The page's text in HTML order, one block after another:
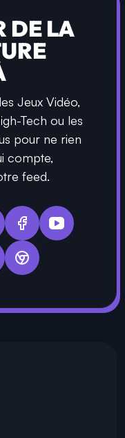
DE LA
Jeux Vidéo,
Tech ou les
pour ne rien
compte,
feed.